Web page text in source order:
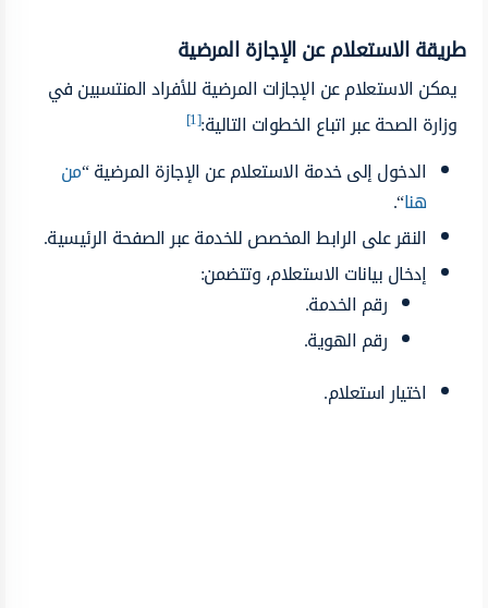
طريقة الاستعلام عن الإجازة المرضية
يمكن الاستعلام عن الإجازات المرضية للأفراد المنتسبين في
وزارة الصحة عبر اتباع الخطوات التالية:[1]
الدخول إلى خدمة الاستعلام عن الإجازة المرضية “من
هنا“.
النقر على الرابط المخصص للخدمة عبر الصفحة الرئيسية.
إدخال بيانات الاستعلام، وتتضمن:
رقم الخدمة.
رقم الهوية.
اختيار استعلام.